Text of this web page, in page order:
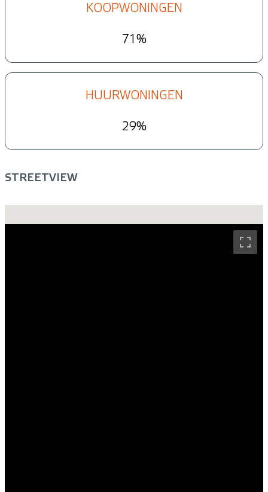
KOOPWONINGEN
71%
HUURWONINGEN
29%
STREETVIEW